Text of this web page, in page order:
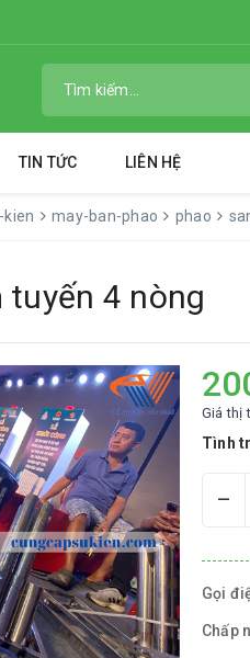
TIN TỨC LIÊN HỆ
may-ban-phao phao
tuyến 4 nòng
Giá thị
Tình
–
Gọi
Chấp